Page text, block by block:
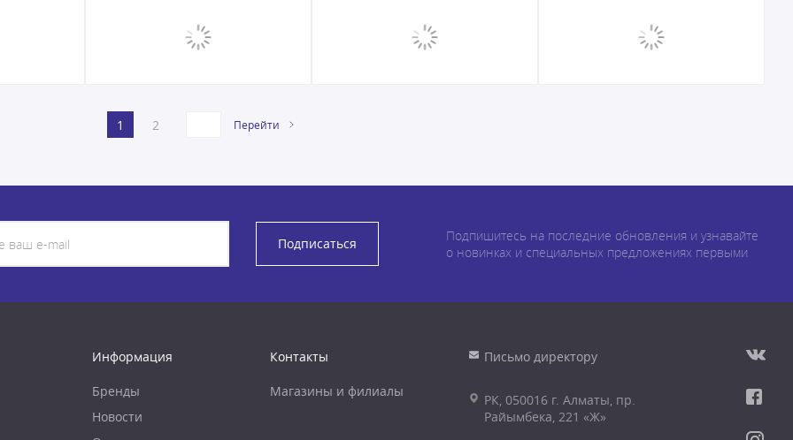
1 2 Перейти
Подписаться
Подпишитесь на последние обновления и узнавайте
о новинках и специальных предложениях первыми
Информация
Бренды
Новости
Контакты
Магазины и филиалы
Письмо директору
РК, 050016 г. Алматы, пр.
Райымбека, 221 «Ж»